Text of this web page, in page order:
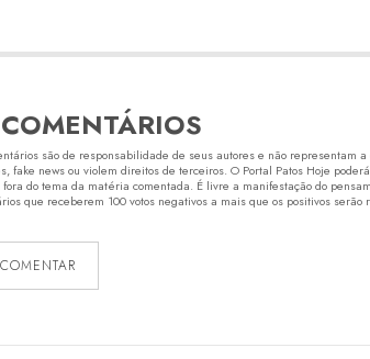
são de responsabilidade de seus autores e não representam
fake news ou violem direitos de terceiros. O Portal Patos Hoje
do tema da matéria comentada. É livre a manifestação do
que receberem 100 votos negativos a mais que os positivos serão
COMENTAR